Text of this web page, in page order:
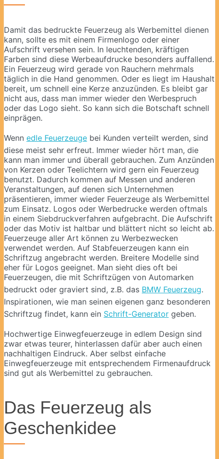
Damit das bedruckte Feuerzeug als Werbemittel dienen
kann, sollte es mit einem Firmenlogo oder einer
Aufschrift versehen sein. In leuchtenden, kräftigen
Farben sind diese Werbeaufdrucke besonders auffallend.
Ein Feuerzeug wird gerade von Rauchern mehrmals
täglich in die Hand genommen. Oder es liegt im Haushalt
bereit, um schnell eine Kerze anzuzünden. Es bleibt gar
nicht aus, dass man immer wieder den Werbespruch
oder das Logo sieht. So kann sich die Botschaft schnell
einprägen.
Wenn edle Feuerzeuge bei Kunden verteilt werden, sind
diese meist sehr erfreut. Immer wieder hört man, die
kann man immer und überall gebrauchen. Zum Anzünden
von Kerzen oder Teelichtern wird gern ein Feuerzeug
benutzt. Dadurch kommen auf Messen und anderen
Veranstaltungen, auf denen sich Unternehmen
präsentieren, immer wieder Feuerzeuge als Werbemittel
zum Einsatz. Logos oder Werbedrucke werden oftmals
in einem Siebdruckverfahren aufgebracht. Die Aufschrift
oder das Motiv ist haltbar und blättert nicht so leicht ab.
Feuerzeuge aller Art können zu Werbezwecken
verwendet werden. Auf Stabfeuerzeugen kann ein
Schriftzug angebracht werden. Breitere Modelle sind
eher für Logos geeignet. Man sieht dies oft bei
Feuerzeugen, die mit Schriftzügen von Automarken
bedruckt oder graviert sind, z.B. das BMW Feuerzeug.
Inspirationen, wie man seinen eigenen ganz besonderen
Schriftzug findet, kann ein Schrift-Generator geben.
Hochwertige Einwegfeuerzeuge in edlem Design sind
zwar etwas teurer, hinterlassen dafür aber auch einen
nachhaltigen Eindruck. Aber selbst einfache
Einwegfeuerzeuge mit entsprechendem Firmenaufdruck
sind gut als Werbemittel zu gebrauchen.
Das Feuerzeug als
Geschenkidee